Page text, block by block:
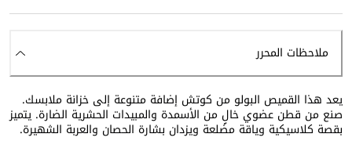
ملاحظات المحرر
يعد هذا القميص البولو من كوتش إضافة متنوعة إلى خزانة ملابسك.
صنع من قطن عضوي خالٍ من الأسمدة والمبيدات الحشرية الضارة. يتميز
بقصة كلاسيكية وياقة مضلعة ويزدان بشارة الحصان والعربة الشهيرة.